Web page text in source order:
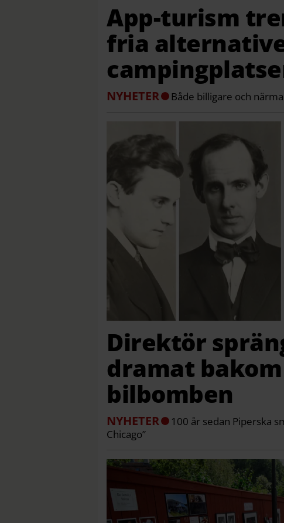
App-turism
fria
NYHETER Både billigare och
Direktör
dramat
bilbomben
NYHETER
100 år sedan Piperska
Chicago”